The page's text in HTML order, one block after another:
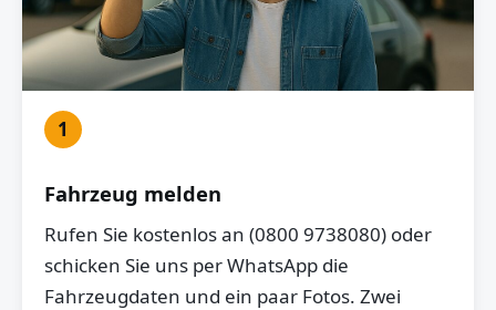
1
Fahrzeug melden
Rufen Sie kostenlos an (0800 9738080) oder
schicken Sie uns per WhatsApp die
Fahrzeugdaten und ein paar Fotos. Zwei